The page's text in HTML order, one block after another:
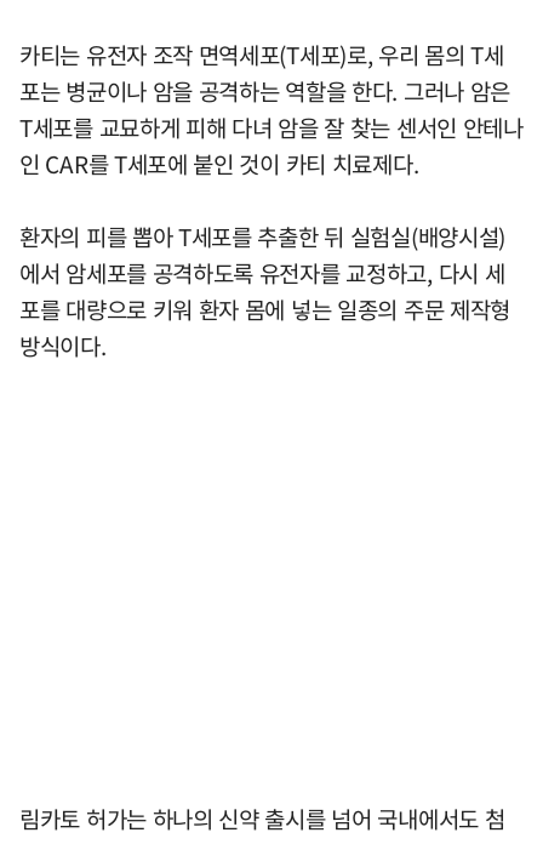
카티는 유전자 조작 면역세포(T세포)로, 우리 몸의 T세
포는 병균이나 암을 공격하는 역할을 한다. 그러나 암은
T세포를 교묘하게 피해 다녀 암을 잘 찾는 센서인 안테나
인 CAR를 T세포에 붙인 것이 카티 치료제다.
환자의 피를 뽑아 T세포를 추출한 뒤 실험실(배양시설)
에서 암세포를 공격하도록 유전자를 교정하고, 다시 세
포를 대량으로 키워 환자 몸에 넣는 일종의 주문 제작형
방식이다.
림카토 허가는 하나의 신약 출시를 넘어 국내에서도 첨